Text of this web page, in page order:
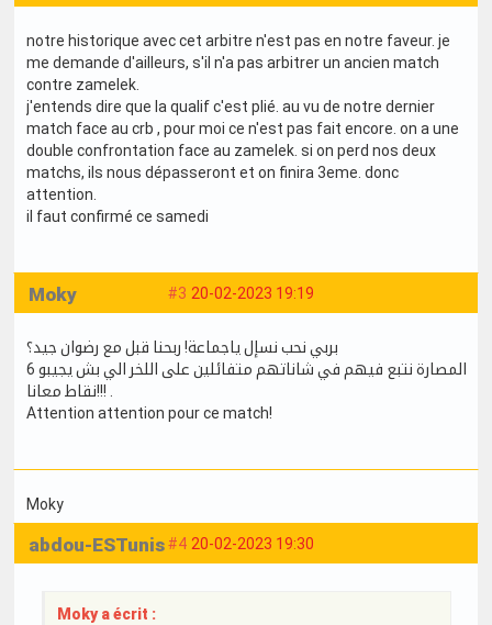
notre historique avec cet arbitre n'est pas en notre faveur. je
me demande d'ailleurs, s'il n'a pas arbitrer un ancien match
contre zamelek.
j'entends dire que la qualif c'est plié. au vu de notre dernier
match face au crb , pour moi ce n'est pas fait encore. on a une
double confrontation face au zamelek. si on perd nos deux
matchs, ils nous dépasseront et on finira 3eme. donc
attention.
il faut confirmé ce samedi
#3 20-02-2023 19:19
Moky
بربي نحب نسإل ياجماعة! ربحنا قبل مع رضوان جيد؟
المصارة نتبع فيهم في شاناتهم متفائلين على اللخر الي بش يجيبو 6
نقاط معانا!!! .
Attention attention pour ce match!
Moky
#4 20-02-2023 19:30
abdou-ESTunis
Moky a écrit :